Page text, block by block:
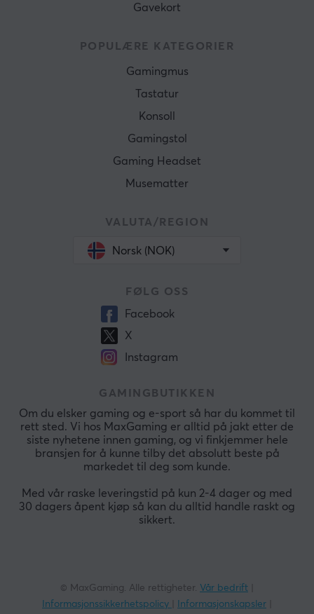
Gavekort
POPULÆRE KATEGORIER
Gamingmus
Tastatur
Konsoll
Gamingstol
Gaming Headset
Musematter
VALUTA/REGION
Norsk (NOK)
FØLG OSS
Facebook
X
Instagram
GAMINGBUTIKKEN
Om du elsker gaming og e-sport så har du kommet til
rett sted. Vi hos MaxGaming er alltid på jakt etter de
siste nyhetene innen gaming, og vi finkjemmer hele
bransjen for å kunne tilby det absolutt beste på
markedet til deg som kunde.
Med vår raske leveringstid på kun 2-4 dager og med
30 dagers åpent kjøp så kan du alltid handle raskt og
sikkert.
© MaxGaming. Alle rettigheter. Vår bedrift
Informasjonssikkerhetspolicy
Informasjonskapsler